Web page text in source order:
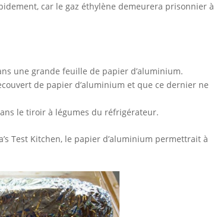
car le gaz éthylène demeurera prisonnier à
une grande feuille de papier d’aluminium.
de papier d’aluminium et que ce dernier ne
le tiroir à légumes du réfrigérateur.
Test Kitchen, le papier d’aluminium permettrait à